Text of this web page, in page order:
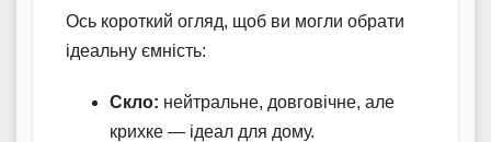
Ось короткий огляд, щоб ви могли обрати
ідеальну ємність:
Скло: нейтральне, довговічне, але
крихке — ідеал для дому.